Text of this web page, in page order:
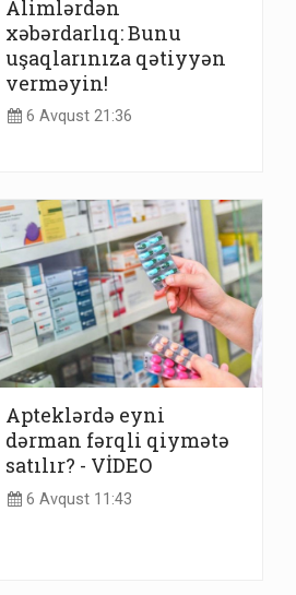
Alimlərdən
xəbərdarlıq: Bunu
uşaqlarınıza qətiyyən
verməyin!
6 Avqust 21:36
Apteklərdə eyni
dərman fərqli qiymətə
satılır? - VİDEO
6 Avqust 11:43